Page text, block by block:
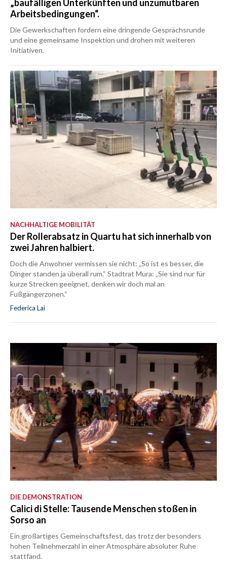
„baufälligen Unterkünften und unzumutbaren
Arbeitsbedingungen“.
Die Gewerkschaften fordern eine dringende Gesprächsrunde
und eine gemeinsame Inspektion und drohen mit weiteren
Initiativen.
NACHHALTIGE MOBILITÄT
Der Rollerabsatz in Quartu hat sich innerhalb von
zwei Jahren halbiert.
Doch die Anwohner vermissen sie nicht: „So ist es besser, die
Dinger standen ja überall rum.“ Stadtrat Mura: „Sie sind nur für
kurze Strecken geeignet, denken wir doch mal an
Fußgängerzonen.“
Federica Lai
DIE DEMONSTRATION
Calici di Stelle: Tausende Menschen stoßen in
Sorso an
Ein großartiges Gemeinschaftsfest, das trotz der besonders
hohen Teilnehmerzahl in einer Atmosphäre absoluter Ruhe
stattfand.